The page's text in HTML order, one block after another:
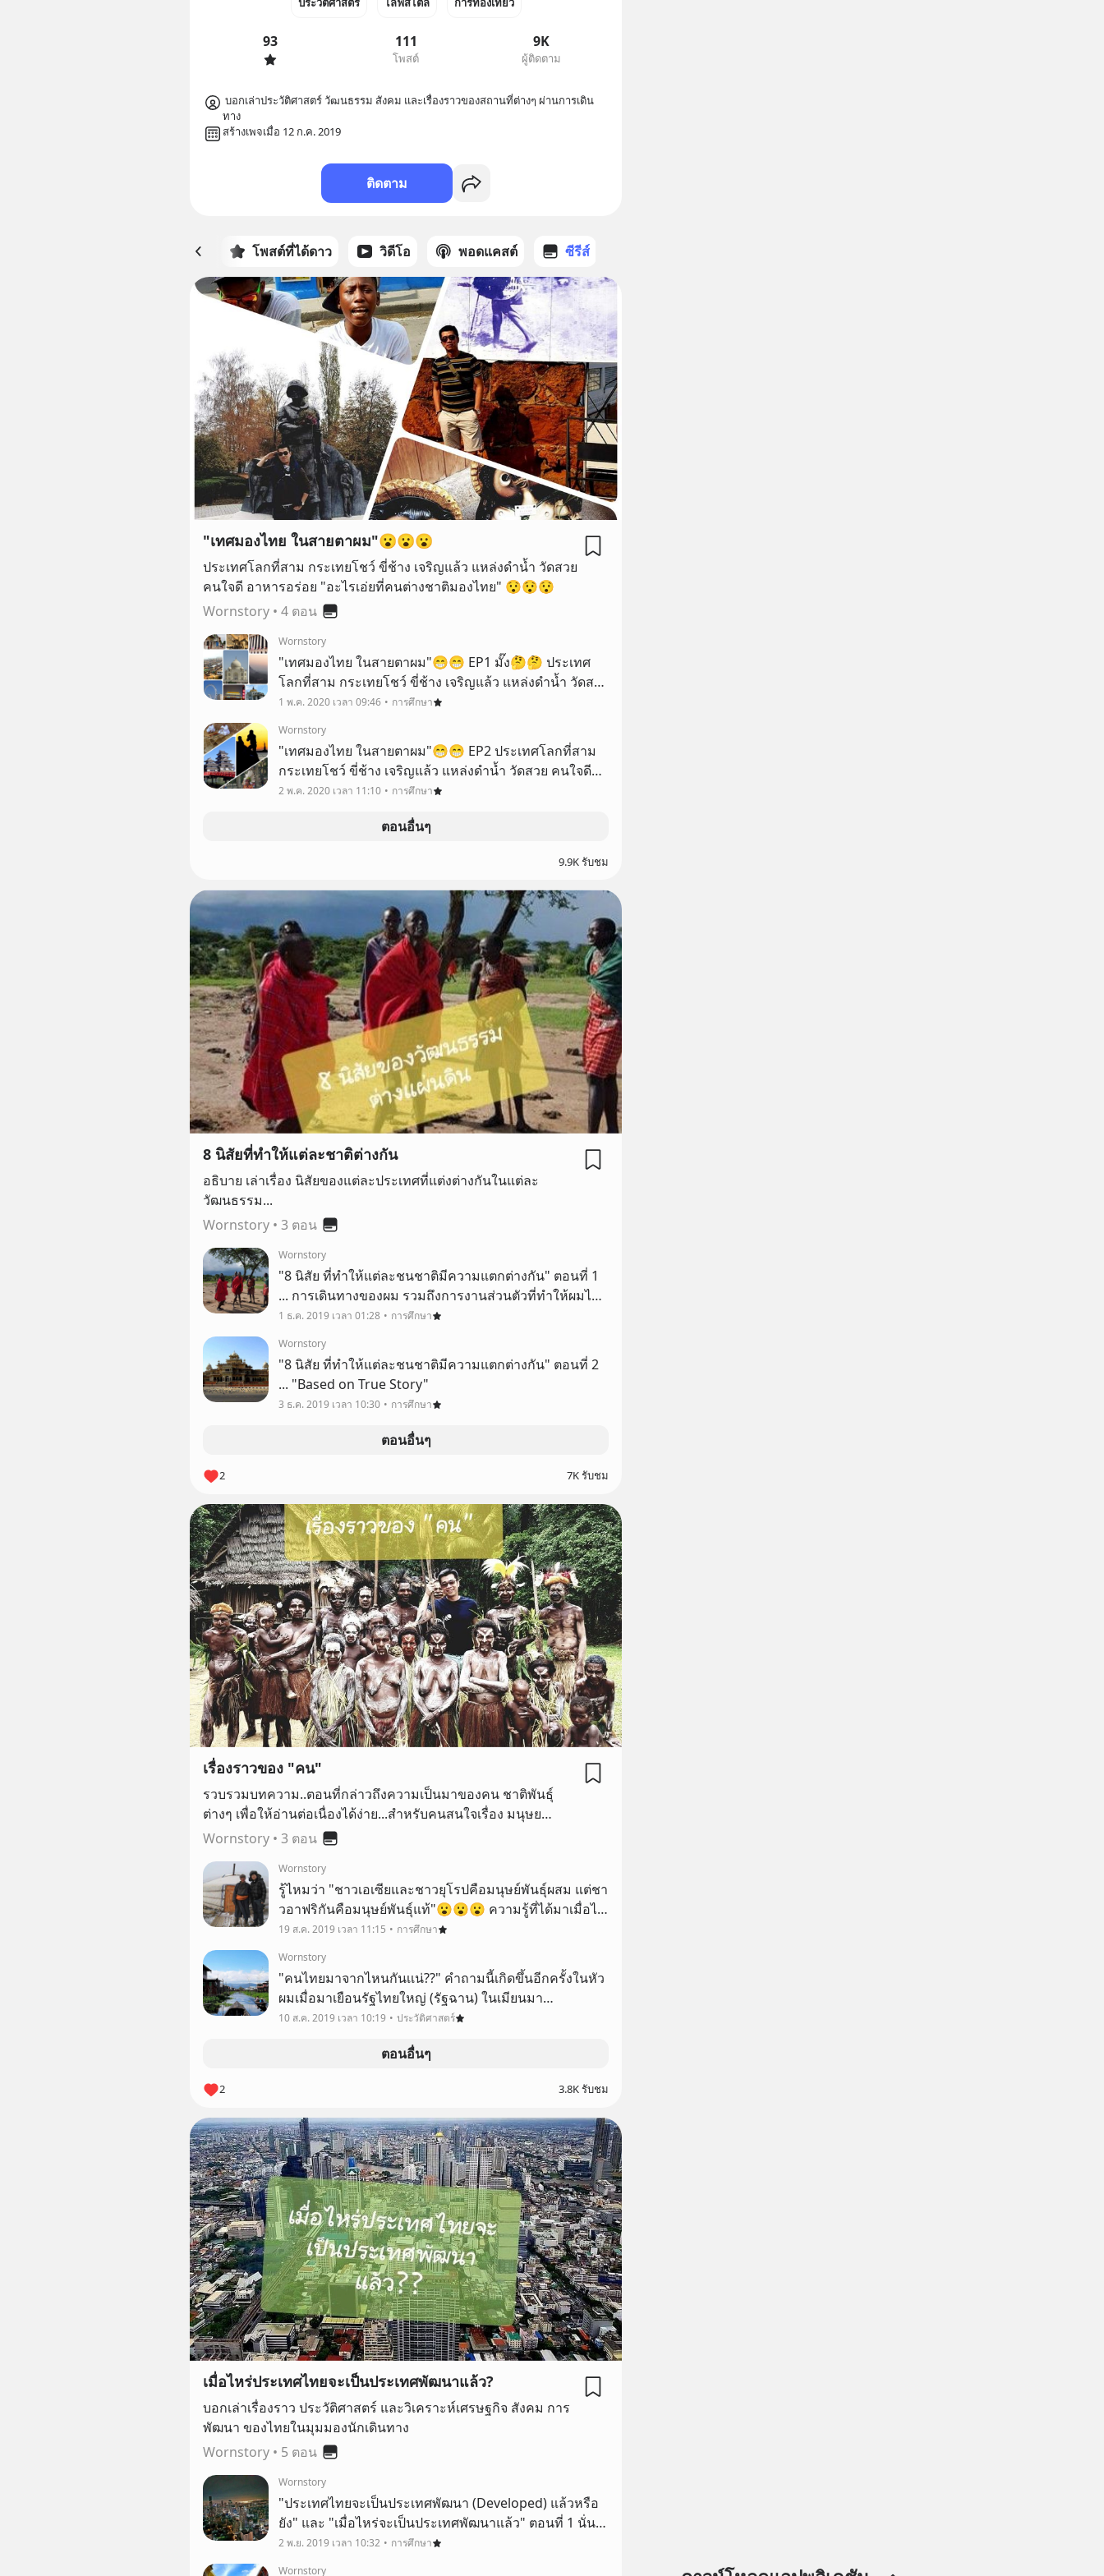
93 111
โพสต์
9K
ผู้ติดตาม
ทาง
สร้างเพจเมื่อ 12 ก.ค. 2019
ติดตาม
หน้าหลัก โพสต์ที่ได้ดาว วิดีโอ พอดแคสต์ ซีรีส์
"เทศมองไทย ในสายตาผม"😮😮😮
ประเทศโลกที่สาม กระเทยโชว์ ขี่ช้าง เจริญแล้ว แหล่งดำน้ำ วัดสวย
คนใจดี อาหารอร่อย "อะไรเอ่ยที่คนต่างชาติมองไทย" 😯😯😯
Wornstory • 4 ตอน
Wornstory
"เทศมองไทย ในสายตาผม"😁😁 EP1 มั๊ง🤔🤔 ประเทศ
โลกที่สาม กระเทยโชว์ ขี่ช้าง เจริญแล้ว แหล่งดำน้ำ วัดสวย
คนใจดี อาหารอร่อย "อะไรเอ่ยที่คนต่างชาติมองไทย" 😯
😯😯
1 พ.ค. 2020 เวลา 09:46
การศึกษา
Wornstory
"เทศมองไทย ในสายตาผม"😁😁 EP2 ประเทศโลกที่สาม
กระเทยโชว์ ขี่ช้าง เจริญแล้ว แหล่งดำน้ำ วัดสวย คนใจดี
อาหารอร่อย "อะไรเอ่ยที่คนต่างชาติมองไทย" 😯😯😯
2 พ.ค. 2020 เวลา 11:10 การศึกษา
ตอนอื่นๆ
9.9K รับชม
8 นิสัยที่ทำให้แต่ละชาติต่างกัน
อธิบาย เล่าเรื่อง นิสัยของแต่ละประเทศที่แต่งต่างกันในแต่ละ
วัฒนธรรม...
Wornstory • 3 ตอน
Wornstory
"8 นิสัย ที่ทำให้แต่ละชนชาติมีความแตกต่างกัน" ตอนที่ 1
... การเดินทางของผม รวมถึงการงานส่วนตัวที่ทำให้ผมได้มี
โอกาสได้ติดต่อพูดคุยกับคนต่างชาติต่างภาษา และต่าง
1 ธ.ค. 2019 เวลา 01:28
การศึกษา
Wornstory
"8 นิสัย ที่ทำให้แต่ละชนชาติมีความแตกต่างกัน" ตอนที่ 2
... "Based on True Story"
3 ธ.ค. 2019 เวลา 10:30 การศึกษา
ตอนอื่นๆ
2 7K รับชม
เรื่องราวของ "คน"
รวบรวมบทความ..ตอนที่กล่าวถึงความเป็นมาของคน ชาติพันธุ์
ต่างๆ เพื่อให้อ่านต่อเนื่องได้ง่าย...สำหรับคนสนใจเรื่อง มนุษย
วิทยา..
Wornstory • 3 ตอน
Wornstory
รู้ไหมว่า "ชาวเอเซียและชาวยุโรปคือมนุษย์พันธุ์ผสม แต่ชา
วอาฟริกันคือมนุษย์พันธุ์แท้"😮😮😮 ความรู้ที่ได้มาเมื่อได้
พบพามนุษย์หลายเผ่าพันธุ์....จากการเดินทางของผมครับ
19 ส.ค. 2019 เวลา 11:15
การศึกษา
Wornstory
"คนไทยมาจากไหนกันเเน่??" คำถามนี้เกิดขึ้นอีกครั้งในหัว
ผมเมื่อมาเยือนรัฐไทยใหญ่ (รัฐฉาน) ในเมียนมา
(Myanmar) เมื่อมาถึงเมืองตองยี (Taunggyi) เมืองหลวง
10 ส.ค. 2019 เวลา 10:19 ประวัติศาสตร์
ตอนอื่นๆ
2 3.8K รับชม
เมื่อไหร่ประเทศไทยจะเป็นประเทศพัฒนาแล้ว?
บอกเล่าเรื่องราว ประวัติศาสตร์ และวิเคราะห์เศรษฐกิจ สังคม การ
พัฒนา ของไทยในมุมมองนักเดินทาง
Wornstory • 5 ตอน
Wornstory
"ประเทศไทยจะเป็นประเทศพัฒนา (Developed) แล้วหรือ
ยัง" และ "เมื่อไหร่จะเป็นประเทศพัฒนาแล้ว" ตอนที่ 1 นั่น
เป็นคำถามที่พึ่งโดนถามจากชาวบรูไนเมื่อไม่กี่เดือนที่ผ่าน
2 พ.ย. 2019 เวลา 10:32
การศึกษา
Wornstory